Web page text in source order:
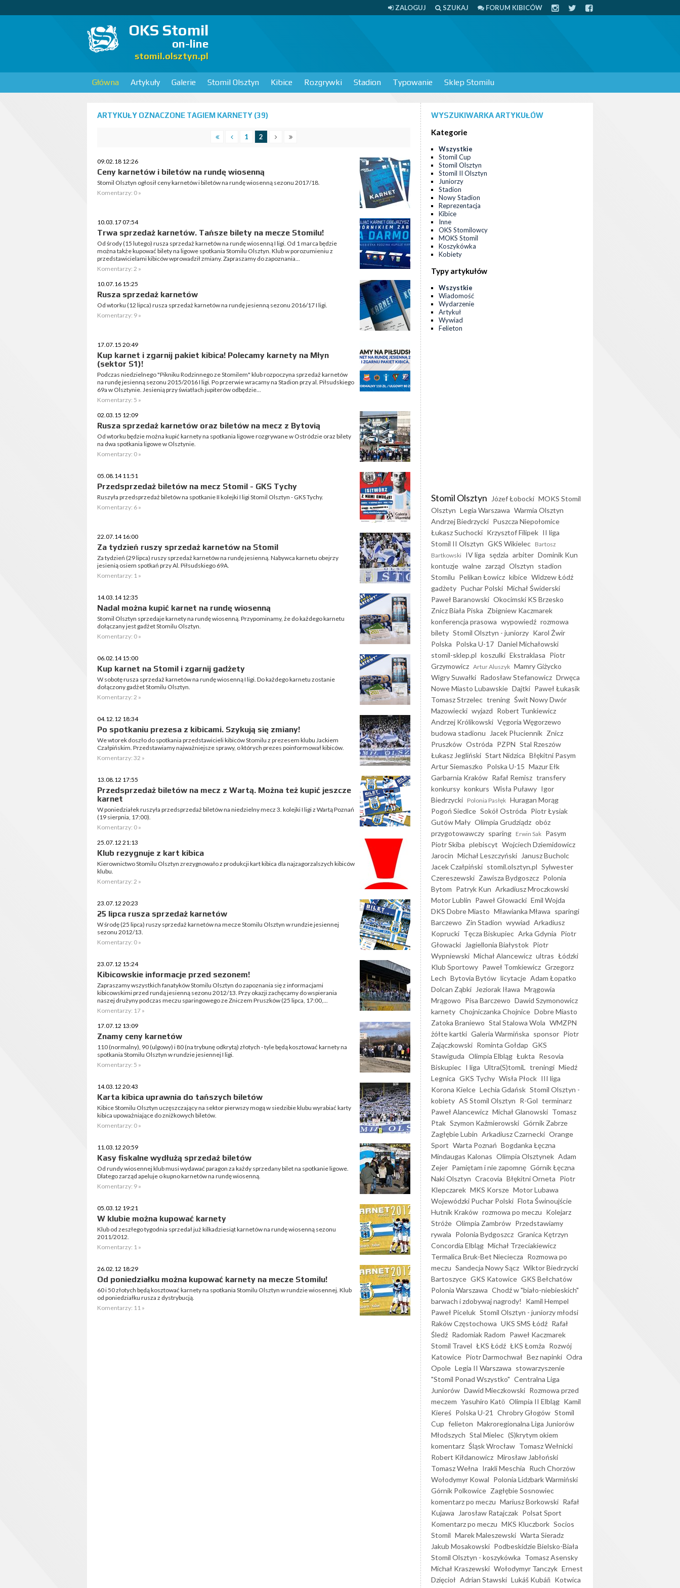
ZALOGUJ SZUKAJ FORUM KIBICÓW
OKS Stomil
on-line
stomil.olsztyn.pl
Główna Artykuły Galerie Stomil Olsztyn Kibice Rozgrywki Stadion Typowanie Sklep Stomilu
ARTYKUŁY OZNACZONE TAGIEM KARNETY (39)
1 2
09.02.18 12:26
Ceny karnetów i biletów na rundę wiosenną
Stomil Olsztyn ogłosił ceny karnetów i biletów na rundę wiosenną sezonu 2017/18.
Komentarzy: 0 »
10.03.17 07:54
Trwa sprzedaż karnetów. Tańsze bilety na mecze Stomilu!
Od środy (15 lutego) rusza sprzedaż karnetów na rundę wiosenną I ligi. Od 1 marca będzie
można także kupować bilety na ligowe spotkania Stomilu Olsztyn. Klub w porozumieniu z
przedstawicielami kibiców wprowadził zmiany. Zapraszamy do zapoznania...
Komentarzy: 2 »
10.07.16 15:25
Rusza sprzedaż karnetów
Od wtorku (12 lipca) rusza sprzedaż karnetów na rundę jesienną sezonu 2016/17 I ligi.
Komentarzy: 9 »
17.07.15 20:49
Kup karnet i zgarnij pakiet kibica! Polecamy karnety na Młyn
(sektor S1)!
Podczas niedzielnego "Pikniku Rodzinnego ze Stomilem" klub rozpoczyna sprzedaż karnetów
na rundę jesienną sezonu 2015/2016 I ligi. Po przerwie wracamy na Stadion przy al. Piłsudskiego
69a w Olsztynie. Jesienią przy światłach jupiterów odbędzie...
Komentarzy: 5 »
02.03.15 12:09
Rusza sprzedaż karnetów oraz biletów na mecz z Bytovią
Od wtorku będzie można kupić karnety na spotkania ligowe rozgrywane w Ostródzie oraz bilety
na dwa spotkania ligowe w Olsztynie.
Komentarzy: 0 »
05.08.14 11:51
Przedsprzedaż biletów na mecz Stomil - GKS Tychy
Ruszyła przedsprzedaż biletów na spotkanie II kolejki I ligi Stomil Olsztyn - GKS Tychy.
Komentarzy: 6 »
22.07.14 16:00
Za tydzień ruszy sprzedaż karnetów na Stomil
Za tydzień (29 lipca) ruszy sprzedaż karnetów na rundę jesienną. Nabywca karnetu obejrzy
jesienią osiem spotkań przy Al. Piłsudskiego 69A.
Komentarzy: 1 »
14.03.14 12:35
Nadal można kupić karnet na rundę wiosenną
Stomil Olsztyn sprzedaje karnety na rundę wiosenną. Przypominamy, że do każdego karnetu
dołączany jest gadżet Stomilu Olsztyn.
Komentarzy: 0 »
06.02.14 15:00
Kup karnet na Stomil i zgarnij gadżety
W sobotę rusza sprzedaż karnetów na rundę wiosenną I ligi. Do każdego karnetu zostanie
dołączony gadżet Stomilu Olsztyn.
Komentarzy: 2 »
04.12.12 18:34
Po spotkaniu prezesa z kibicami. Szykują się zmiany!
We wtorek doszło do spotkania przedstawicieli kibiców Stomilu z prezesem klubu Jackiem
Czałpińskim. Przedstawiamy najważniejsze sprawy, o których prezes poinformował kibiców.
Komentarzy: 32 »
13.08.12 17:55
Przedsprzedaż biletów na mecz z Wartą. Można też kupić jeszcze
karnet
W poniedziałek ruszyła przedsprzedaż biletów na niedzielny mecz 3. kolejki I ligi z Wartą Poznań
(19 sierpnia, 17:00).
Komentarzy: 0 »
25.07.12 21:13
Klub rezygnuje z kart kibica
Kierownictwo Stomilu Olsztyn zrezygnowało z produkcji kart kibica dla najzagorzalszych kibiców
klubu.
Komentarzy: 2 »
23.07.12 20:23
25 lipca rusza sprzedaż karnetów
W środę (25 lipca) ruszy sprzedaż karnetów na mecze Stomilu Olsztyn w rundzie jesiennej
sezonu 2012/13.
Komentarzy: 0 »
23.07.12 15:24
Kibicowskie informacje przed sezonem!
Zapraszamy wszystkich fanatyków Stomilu Olsztyn do zapoznania się z informacjami
kibicowskimi przed rundą jesienną sezonu 2012/13. Przy okazji zachęcamy do wspierania
naszej drużyny podczas meczu sparingowego ze Zniczem Pruszków (25 lipca, 17:00,...
Komentarzy: 17 »
17.07.12 13:09
Znamy ceny karnetów
110 (normalny), 90 (ulgowy) i 80 (na trybunę odkrytą) złotych - tyle będą kosztować karnety na
spotkania Stomilu Olsztyn w rundzie jesiennej I ligi.
Komentarzy: 5 »
14.03.12 20:43
Karta kibica uprawnia do tańszych biletów
Kibice Stomilu Olsztyn uczęszczający na sektor pierwszy mogą w siedzibie klubu wyrabiać karty
kibica upoważniające do zniżkowych biletów.
Komentarzy: 0 »
11.03.12 20:59
Kasy fiskalne wydłużą sprzedaż biletów
Od rundy wiosennej klub musi wydawać paragon za każdy sprzedany bilet na spotkanie ligowe.
Dlatego zarząd apeluje o kupno karnetów na rundę wiosenną.
Komentarzy: 9 »
05.03.12 19:21
W klubie można kupować karnety
Klub od zeszłego tygodnia sprzedał już kilkadziesiąt karnetów na rundę wiosenną sezonu
2011/2012.
Komentarzy: 1 »
26.02.12 18:29
Od poniedziałku można kupować karnety na mecze Stomilu!
60 i 50 złotych będą kosztować karnety na spotkania Stomilu Olsztyn w rundzie wiosennej. Klub
od poniedziałku rusza z dystrybucją.
Komentarzy: 11 »
WYSZUKIWARKA ARTYKUŁÓW
Kategorie
Wszystkie
Stomil Cup
Stomil Olsztyn
Stomil II Olsztyn
Juniorzy
Stadion
Nowy Stadion
Reprezentacja
Kibice
Inne
OKS Stomilowcy
MOKS Stomil
Koszykówka
Kobiety
Typy artykułów
Wszystkie
Wiadomość
Wydarzenie
Artykuł
Wywiad
Felieton
Stomil Olsztyn Józef Łobocki MOKS Stomil
Olsztyn Legia Warszawa Warmia Olsztyn
Andrzej Biedrzycki Puszcza Niepołomice
Łukasz Suchocki Krzysztof Filipek II liga
Stomil II Olsztyn GKS Wikielec Bartosz
Bartkowski IV liga sędzia arbiter Dominik Kun
kontuzje walne zarząd Olsztyn stadion
Stomilu Pelikan Łowicz kibice Widzew Łódź
gadżety Puchar Polski Michał Świderski
Paweł Baranowski Okocimski KS Brzesko
Znicz Biała Piska Zbigniew Kaczmarek
konferencja prasowa wypowiedź rozmowa
bilety Stomil Olsztyn - juniorzy Karol Żwir
Polska Polska U-17 Daniel Michałowski
stomil-sklep.pl koszulki Ekstraklasa Piotr
Grzymowicz Artur Aluszyk Mamry Giżycko
Wigry Suwałki Radosław Stefanowicz Drwęca
Nowe Miasto Lubawskie Dajtki Paweł Łukasik
Tomasz Strzelec trening Świt Nowy Dwór
Mazowiecki wyjazd Robert Tunkiewicz
Andrzej Królikowski Vęgoria Węgorzewo
budowa stadionu
Jacek Płuciennik Znicz
Pruszków Ostróda PZPN Stal Rzeszów
Łukasz Jegliński Start Nidzica Błękitni Pasym
Artur Siemaszko Polska U-15 Mazur Ełk
Garbarnia Kraków Rafał Remisz transfery
konkursy konkurs Wisła Puławy Igor
Biedrzycki Polonia Pasłęk Huragan Morąg
Pogoń Siedlce Sokół Ostróda Piotr Łysiak
Gutów Mały Olimpia Grudziądz obóz
przygotowawczy sparing Erwin Sak Pasym
Piotr Skiba plebiscyt Wojciech Dziemidowicz
Jarocin Michał Leszczyński
Janusz Bucholc
Jacek Czałpiński stomil.olsztyn.pl Sylwester
Czereszewski Zawisza Bydgoszcz Polonia
Bytom Patryk Kun Arkadiusz Mroczkowski
Motor Lublin Paweł Głowacki Emil Wojda
DKS Dobre Miasto Mławianka Mława sparingi
Barczewo Zin Stadion wywiad Arkadiusz
Koprucki Tęcza Biskupiec Arka Gdynia Piotr
Głowacki
Jagiellonia Białystok Piotr
Wypniewski Michał Alancewicz ultras Łódzki
Klub Sportowy Paweł Tomkiewicz Grzegorz
Lech Bytovia Bytów licytacje Adam Łopatko
Dolcan Ząbki
Jeziorak Iława Mrągowia
Mrągowo Pisa Barczewo Dawid Szymonowicz
karnety Chojniczanka Chojnice Dobre Miasto
Zatoka Braniewo Stal Stalowa Wola WMZPN
żółte kartki Galeria Warmińska sponsor Piotr
Zajączkowski Rominta Gołdap GKS
Stawiguda Olimpia Elbląg Łukta Resovia
Biskupiec I liga Ultra(S)tomiL treningi Miedź
Legnica GKS Tychy Wisła Płock III liga
Korona Kielce Lechia Gdańsk Stomil Olsztyn -
kobiety AS Stomil Olsztyn R-Gol terminarz
Paweł Alancewicz Michał Glanowski Tomasz
Ptak Szymon Kaźmierowski Górnik Zabrze
Zagłębie Lubin Arkadiusz Czarnecki Orange
Sport Warta Poznań Bogdanka Łęczna
Mindaugas Kalonas Olimpia Olsztynek Adam
Zejer Pamiętam i nie zapomnę Górnik Łęczna
Naki Olsztyn Cracovia Błękitni Orneta Piotr
Klepczarek MKS Korsze Motor Lubawa
Wojewódzki Puchar Polski Flota Świnoujście
Hutnik Kraków rozmowa po meczu Kolejarz
Stróże Olimpia Zambrów Przedstawiamy
rywala Polonia Bydgoszcz Granica Kętrzyn
Concordia Elbląg Michał Trzeciakiewicz
Termalica Bruk-Bet Nieciecza Rozmowa po
meczu Sandecja Nowy Sącz Wiktor Biedrzycki
Bartoszyce GKS Katowice GKS Bełchatów
Polonia Warszawa Chodź w "biało-niebieskich"
barwach i zdobywaj nagrody!
Kamil Hempel
Paweł Piceluk Stomil Olsztyn - juniorzy młodsi
Raków Częstochowa UKS SMS Łódź Rafał
Śledź Radomiak Radom Paweł Kaczmarek
Stomil Travel ŁKS Łódź ŁKS Łomża Rozwój
Katowice Piotr Darmochwał Bez napinki Odra
Opole Legia II Warszawa stowarzyszenie
"Stomil Ponad Wszystko" Centralna Liga
Juniorów Dawid Mieczkowski Rozmowa przed
meczem Yasuhiro Katō Olimpia II Elbląg Kamil
Kiereś Polska U-21 Chrobry Głogów Stomil
Cup felieton Makroregionalna Liga Juniorów
Młodszych Stal Mielec (S)krytym okiem
komentarz Śląsk Wrocław Tomasz Wełnicki
Robert Kiłdanowicz Mirosław Jabłoński
Tomasz Wełna Irakli Meschia Ruch Chorzów
Wołodymyr Kowal Polonia Lidzbark Warmiński
Górnik Polkowice Zagłębie Sosnowiec
komentarz po meczu Mariusz Borkowski Rafał
Kujawa
Jarosław Ratajczak Polsat Sport
Komentarz po meczu MKS Kluczbork Socios
Stomil Marek Maleszewski Warta Sieradz
Jakub Mosakowski Podbeskidzie Bielsko-Biała
Stomil Olsztyn - koszykówka Tomasz Asensky
Michał Kraszewski Wołodymyr Tanczyk Ernest
Dzięcioł Adrian Stawski Lukáš Kubáň Kotwica